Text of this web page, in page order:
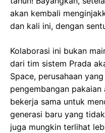
akan kembali
dan kali ini, dengan
Kolaborasi ini bukan
dari tim sistem Prada
Space, perusahaan
pengembangan
bekerja sama untuk
generasi baru yang
juga mungkin terlihat